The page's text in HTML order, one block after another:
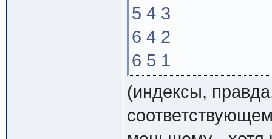
5 4 3
6 4 2
6 5 1
(индексы,